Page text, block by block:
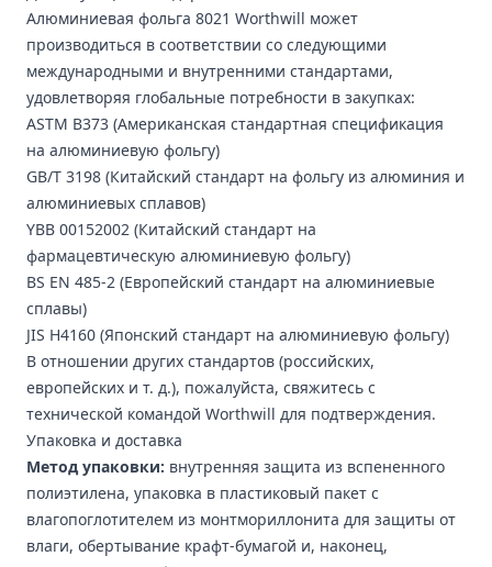
Алюминиевая фольга 8021 Worthwill может
производиться в соответствии со следующими
международными и внутренними стандартами,
удовлетворяя глобальные потребности в закупках:
ASTM B373 (Американская стандартная спецификация
на алюминиевую фольгу)
GB/T 3198 (Китайский стандарт на фольгу из алюминия и
алюминиевых сплавов)
YBB 00152002 (Китайский стандарт на
фармацевтическую алюминиевую фольгу)
BS EN 485-2 (Европейский стандарт на алюминиевые
сплавы)
JIS H4160 (Японский стандарт на алюминиевую фольгу)
В отношении других стандартов (российских,
европейских и т. д.), пожалуйста, свяжитесь с
технической командой Worthwill для подтверждения.
Упаковка и доставка
Метод упаковки: внутренняя защита из вспененного
полиэтилена, упаковка в пластиковый пакет с
влагопоглотителем из монтмориллонита для защиты от
влаги, обертывание крафт-бумагой и, наконец,